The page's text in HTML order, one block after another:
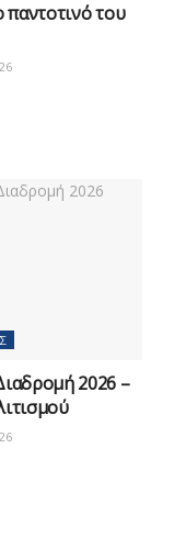
παντοτινό του
2026 –